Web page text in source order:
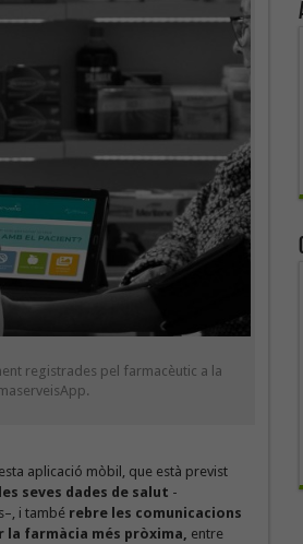
registrades pel farmacèutic a la
aplicació mòbil, que està previst
seves dades de salut -
i també rebre les comunicacions
farmàcia més pròxima, entre